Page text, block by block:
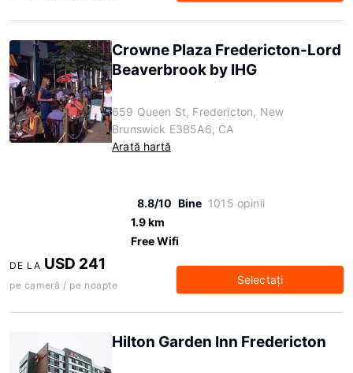
Crowne Plaza Fredericton-Lord
Beaverbrook by IHG
659 Queen St, Fredericton, New
Brunswick E3B5A6, CA
Arată hartă
8.8/10 Bine 1015 opinii
1.9 km
Free Wifi
DE LA USD 241
pe cameră / pe noapte Selectaţi
Hilton Garden Inn Fredericton